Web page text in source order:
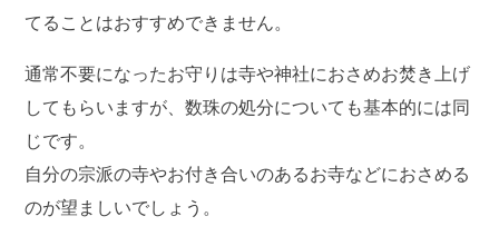
てることはおすすめできません。
通常不要になったお守りは寺や神社におさめお焚き上げ
してもらいますが、数珠の処分についても基本的には同
じです。
自分の宗派の寺やお付き合いのあるお寺などにおさめる
のが望ましいでしょう。